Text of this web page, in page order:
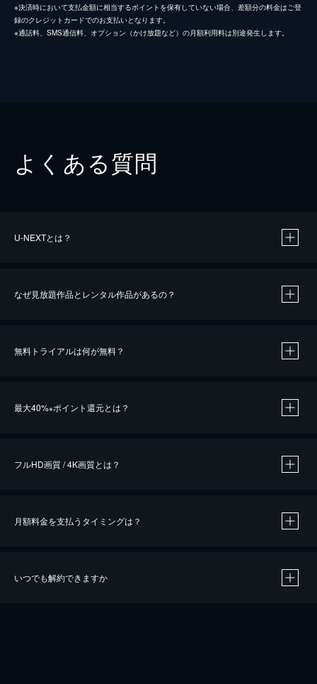
※決済時において支払金額に相当するポイントを保有していない場合、差額分の料金はご登
録のクレジットカードでのお支払いとなります。
※通話料、SMS通信料、オプション（かけ放題など）の月額利用料は別途発生します。
よくある質問
U-NEXTとは？
なぜ見放題作品とレンタル作品があるの？
無料トライアルは何が無料？
最大40%※ポイント還元とは？
※40％ポイント還元の対象は、クレジットカード決済による作品の購入 / レンタルです。
フルHD画質 / 4K画質とは？
月額料金を支払うタイミングは？
いつでも解約できますか